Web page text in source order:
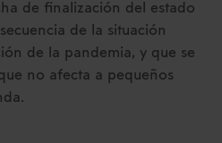
de finalización del estado
de la situación
de la pandemia, y que se
no afecta a pequeños